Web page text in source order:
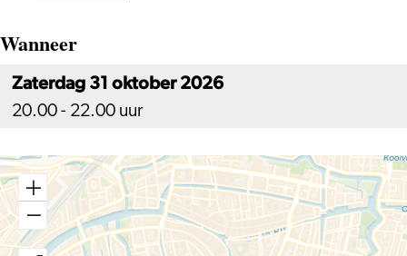
Wanneer
Zaterdag 31 oktober 2026
20.00 - 22.00 uur